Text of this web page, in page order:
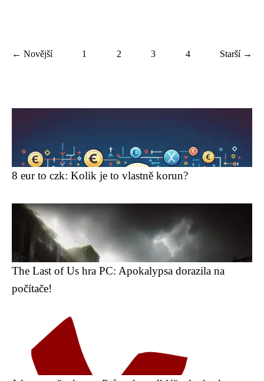
← Novější 1 2 3 4 Starší →
8 eur to czk: Kolik je to vlastně korun?
The Last of Us hra PC: Apokalypsa dorazila na
počítače!